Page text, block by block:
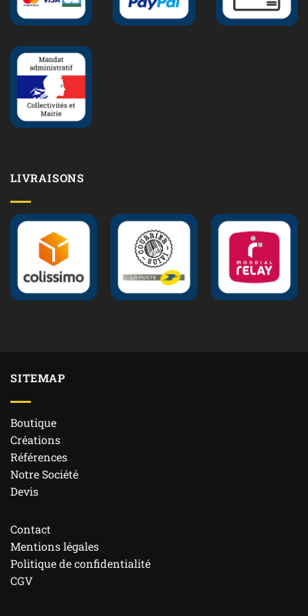
LIVRAISONS
SITEMAP
Boutique
Créations
Références
Notre Société
Devis
Contact
Mentions légales
Politique de confidentialité
CGV